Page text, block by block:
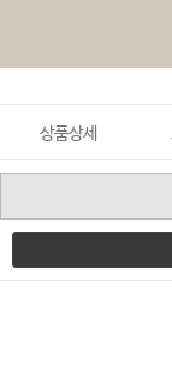
상품상세